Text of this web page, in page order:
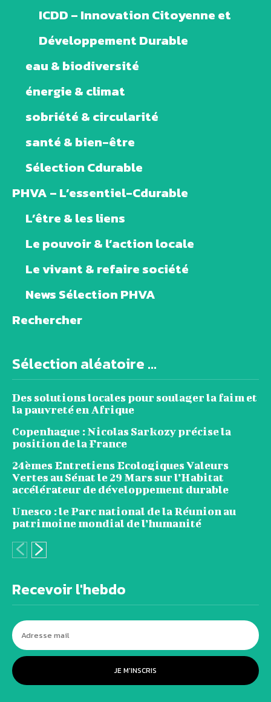
ICDD – Innovation Citoyenne et
Développement Durable
eau & biodiversité
énergie & climat
sobriété & circularité
santé & bien-être
Sélection Cdurable
PHVA – L’essentiel-Cdurable
L’être & les liens
Le pouvoir & l’action locale
Le vivant & refaire société
News Sélection PHVA
Rechercher
Sélection aléatoire ...
Des solutions locales pour soulager la faim et
la pauvreté en Afrique
Copenhague : Nicolas Sarkozy précise la
position de la France
24èmes Entretiens Ecologiques Valeurs
Vertes au Sénat le 29 Mars sur l’Habitat
accélérateur de développement durable
Unesco : le Parc national de la Réunion au
patrimoine mondial de l’humanité
Recevoir l'hebdo
JE M'INSCRIS